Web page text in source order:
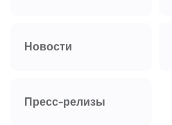
Новости
Пресс-релизы